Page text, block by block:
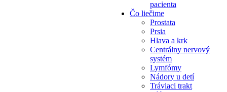
pacienta
Čo liečime
Prostata
Prsia
Hlava a krk
Centrálny nervový
systém
Lymfómy
Nádory u detí
Tráviaci trakt